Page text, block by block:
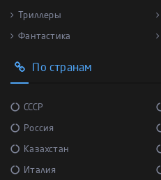
Триллеры
Фантастика
По странам
СССР
Россия
Казахстан
Италия